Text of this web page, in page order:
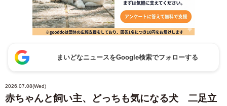
まいどなニュースをGoogle検索でフォローする
2026.07.08(Wed)
赤ちゃんと飼い主、どっちも気になる犬 二足立